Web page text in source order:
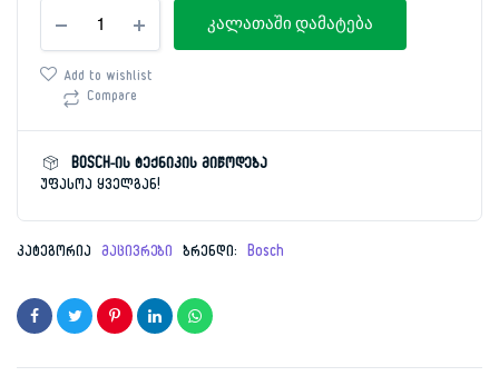
price
6,999.00 ₾.
price
5,199.00 ₾.
183სმ
BOSCH
KFN96VPEA
რაოდენობა
კალათაში დამატება
Add to wishlist
Compare
BOSCH-ის ტექნიკის მიწოდება
უფასოა ყველგან!
კატეგორია მაცივრები ბრენდი: Bosch